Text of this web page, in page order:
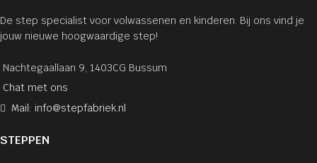
De step specialist voor volwassenen en kinderen. Bij ons vind je
jouw nieuwe hoogwaardige step!
Nachtegaallaan 9, 1403CG Bussum
Chat met ons
Mail: info@stepfabriek.nl
STEPPEN